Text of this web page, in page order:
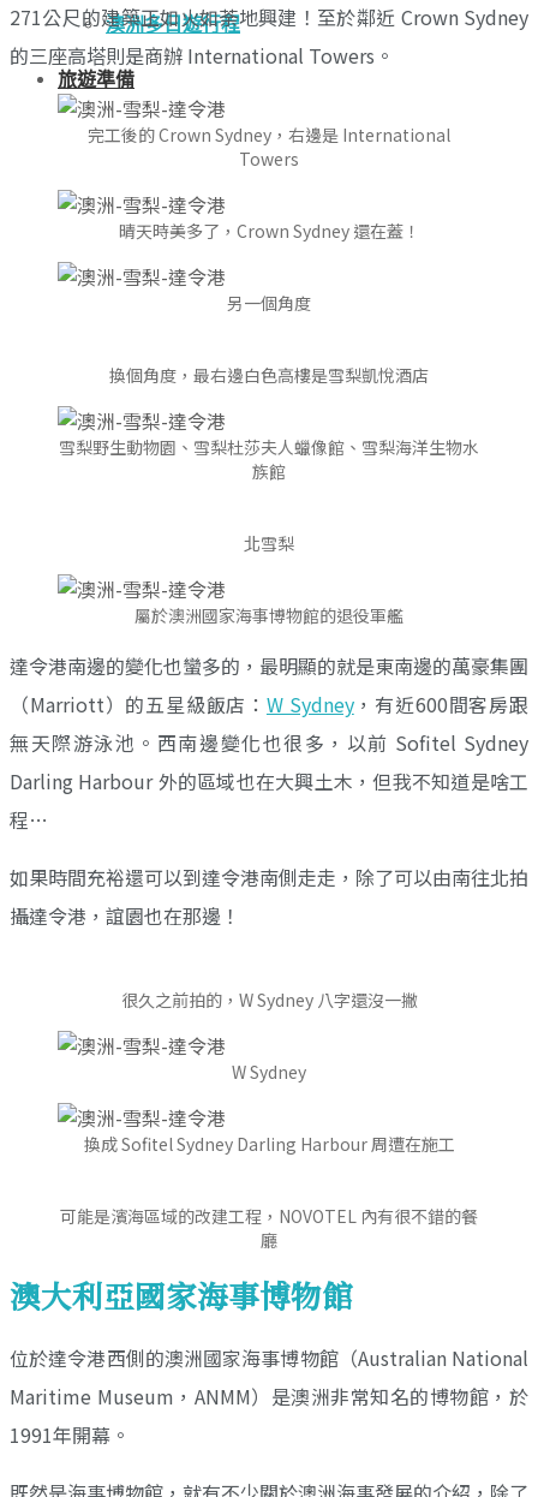
澳洲多日遊行程
旅遊準備
271公尺的建築正如火如荼地興建！至於鄰近 Crown Sydney
的三座高塔則是商辦 International Towers。
完工後的 Crown Sydney，右邊是 International
Towers
晴天時美多了，Crown Sydney 還在蓋！
另一個角度
換個角度，最右邊白色高樓是雪梨凱悅酒店
雪梨野生動物園、雪梨杜莎夫人蠟像館、雪梨海洋生物水
族館
北雪梨
屬於澳洲國家海事博物館的退役軍艦
達令港南邊的變化也蠻多的，最明顯的就是東南邊的萬豪集團
（Marriott）的五星級飯店： W Sydney，有近600間客房跟
無天際游泳池。西南邊變化也很多，以前 Sofitel Sydney
Darling Harbour 外的區域也在大興土木，但我不知道是啥工
程…
如果時間充裕還可以到達令港南側走走，除了可以由南往北拍
攝達令港，誼園也在那邊！
很久之前拍的，W Sydney 八字還沒一撇
W Sydney
換成 Sofitel Sydney Darling Harbour 周遭在施工
可能是濱海區域的改建工程，NOVOTEL 內有很不錯的餐
廳
澳大利亞國家海事博物館
位於達令港西側的澳洲國家海事博物館（Australian National
Maritime Museum，ANMM）是澳洲非常知名的博物館，於
1991年開幕。